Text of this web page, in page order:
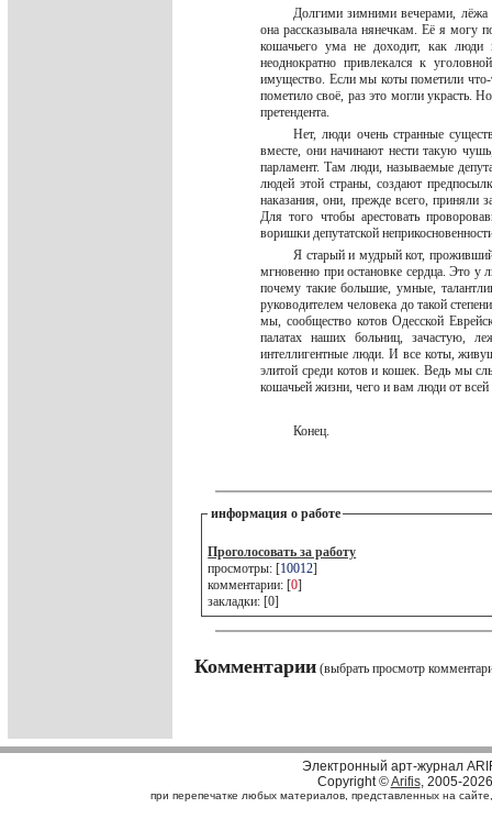
Долгими зимними вечерами, лёжа
она рассказывала нянечкам. Её я могу
кошачьего ума не доходит, как люди
неоднократно привлекался к
имущество. Если мы коты пометили что-
пометило своё, раз это могли украсть.
претендента.
Нет, люди очень странные
вместе, они начинают нести такую
парламент. Там люди, называемые
людей этой страны, создают
наказания, они, прежде всего, приняли
Для того чтобы арестовать
воришки депутатской
Я старый и мудрый кот,
мгновенно при остановке сердца. Это у
почему такие большие, умные,
руководителем человека до такой
мы, сообщество котов Одесской
палатах наших больниц, зачастую,
интеллигентные люди. И все коты,
элитой среди котов и кошек. Ведь мы
кошачьей жизни, чего и вам люди от
Конец.
информация о работе
Проголосовать за работу
просмотры: [10012]
комментарии: [0]
закладки: [0]
Комментарии (выбрать просмотр
Электронный арт-журнал
Copyright ©Arifis, 2005-2026
при перепечатке любых материалов, представленных на